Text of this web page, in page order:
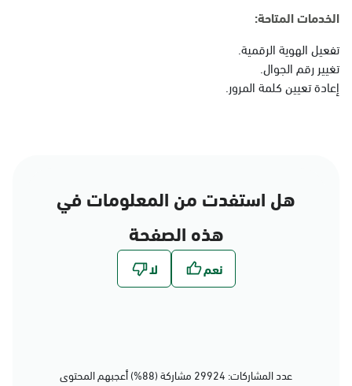
التوجه للموقع
الدمام, الدمام - الشاطئ
مول
الخدمات المتاحة:
تفعيل الهوية الرقمية.
تغيير رقم الجوال.
إعادة تعيين كلمة المرور.
هل استفدت من المعلومات في
هذه الصفحة
عدد المشاركات: 29924 مشاركة (88%) أعجبهم المحتوى